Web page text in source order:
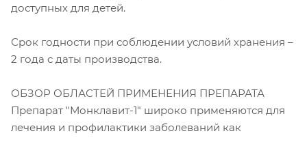
доступных для детей.
Срок годности при соблюдении условий хранения –
2 года с даты производства.
ОБЗОР ОБЛАСТЕЙ ПРИМЕНЕНИЯ ПРЕПАРАТА
Препарат "Монклавит-1" широко применяются для
лечения и профилактики заболеваний как